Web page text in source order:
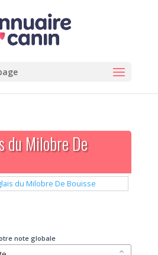
du Milobre De
note globale